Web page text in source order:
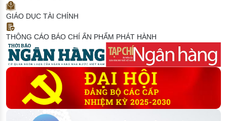
GIÁO DỤC TÀI CHÍNH
THÔNG CÁO BÁO CHÍ ẤN PHẨM PHÁT HÀNH